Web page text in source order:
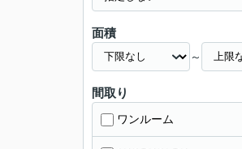
面積
～
間取り
ワンルーム